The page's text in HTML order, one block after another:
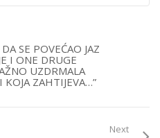
SE POVEĆAO JAZ
I ONE DRUGE
UZDRMALA
ZAHTIJEVA…”
Next